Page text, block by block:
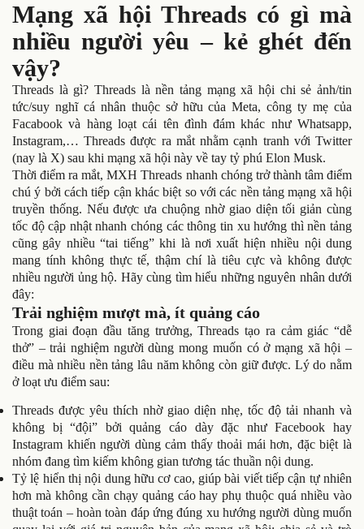
Mạng xã hội Threads có gì mà
nhiều người yêu – kẻ ghét đến
vậy?
Threads là gì? Threads là nền tảng mạng xã hội chi sẻ ảnh/tin
tức/suy nghĩ cá nhân thuộc sở hữu của Meta, công ty mẹ của
Facabook và hàng loạt cái tên đình đám khác như Whatsapp,
Instagram,… Threads được ra mắt nhằm cạnh tranh với Twitter
(nay là X) sau khi mạng xã hội này về tay tỷ phú Elon Musk.
Thời điểm ra mắt, MXH Threads nhanh chóng trở thành tâm điểm
chú ý bởi cách tiếp cận khác biệt so với các nền tảng mạng xã hội
truyền thống. Nếu được ưa chuộng nhờ giao diện tối giản cùng
tốc độ cập nhật nhanh chóng các thông tin xu hướng thì nền tảng
cũng gây nhiều “tai tiếng” khi là nơi xuất hiện nhiều nội dung
mang tính không thực tế, thậm chí là tiêu cực và không được
nhiều người ủng hộ. Hãy cùng tìm hiểu những nguyên nhân dưới
đây:
Trải nghiệm mượt mà, ít quảng cáo
Trong giai đoạn đầu tăng trưởng, Threads tạo ra cảm giác “dễ
thở” – trải nghiệm người dùng mong muốn có ở mạng xã hội –
điều mà nhiều nền tảng lâu năm không còn giữ được. Lý do nằm
ở loạt ưu điểm sau:
Threads được yêu thích nhờ giao diện nhẹ, tốc độ tải nhanh và
không bị “đội” bởi quảng cáo dày đặc như Facebook hay
Instagram khiến người dùng cảm thấy thoải mái hơn, đặc biệt là
nhóm đang tìm kiếm không gian tương tác thuần nội dung.
Tỷ lệ hiển thị nội dung hữu cơ cao, giúp bài viết tiếp cận tự nhiên
hơn mà không cần chạy quảng cáo hay phụ thuộc quá nhiều vào
thuật toán – hoàn toàn đáp ứng đúng xu hướng người dùng muốn